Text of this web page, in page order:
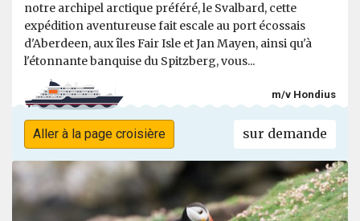
notre archipel arctique préféré, le Svalbard, cette
expédition aventureuse fait escale au port écossais
d'Aberdeen, aux îles Fair Isle et Jan Mayen, ainsi qu'à
l'étonnante banquise du Spitzberg, vous...
m/v Hondius
Aller à la page croisière sur demande